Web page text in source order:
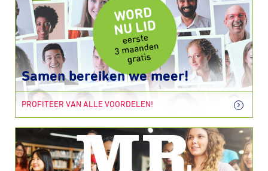
Samen bereiken we meer!
PROFITEER VAN ALLE VOORDELEN!